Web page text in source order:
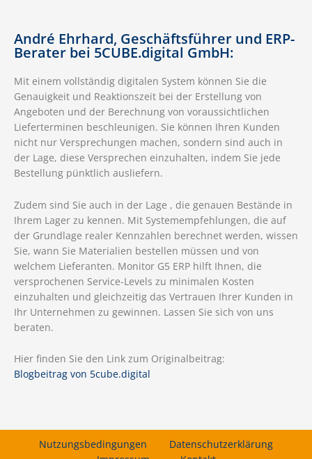
André Ehrhard, Geschäftsführer und ERP-
Berater bei 5CUBE.digital GmbH:
Mit einem vollständig digitalen System können Sie die
Genauigkeit und Reaktionszeit bei der Erstellung von
Angeboten und der Berechnung von voraussichtlichen
Lieferterminen beschleunigen. Sie können Ihren Kunden
nicht nur Versprechungen machen, sondern sind auch in
der Lage, diese Versprechen einzuhalten, indem Sie jede
Bestellung pünktlich ausliefern.
Zudem sind Sie auch in der Lage , die genauen Bestände in
Ihrem Lager zu kennen. Mit Systemempfehlungen, die auf
der Grundlage realer Kennzahlen berechnet werden, wissen
Sie, wann Sie Materialien bestellen müssen und von
welchem Lieferanten. Monitor G5 ERP hilft Ihnen, die
versprochenen Service-Levels zu minimalen Kosten
einzuhalten und gleichzeitig das Vertrauen Ihrer Kunden in
Ihr Unternehmen zu gewinnen. Lassen Sie sich von uns
beraten.
Hier finden Sie den Link zum Originalbeitrag:
Blogbeitrag von 5cube.digital
Nutzungsbedingungen
Datenschutzerklärung